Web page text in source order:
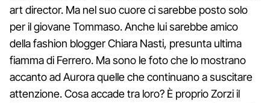
art director. Ma nel suo cuore ci sarebbe posto solo
per il giovane Tommaso. Anche lui sarebbe amico
della fashion blogger Chiara Nasti, presunta ultima
fiamma di Ferrero. Ma sono le foto che lo mostrano
accanto ad Aurora quelle che continuano a suscitare
attenzione. Cosa accade tra loro? È proprio Zorzi il